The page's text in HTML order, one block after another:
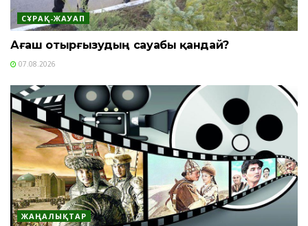
СҰРАҚ-ЖАУАП
Ағаш отырғызудың сауабы қандай?
07.08.2026
ЖАҢАЛЫҚТАР